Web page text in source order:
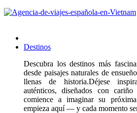
Destinos
Descubra los destinos más
desde paisajes naturales de
llenas de historia.Déjese
auténticos, diseñados con
comience a imaginar su
empieza aquí — y cada momento